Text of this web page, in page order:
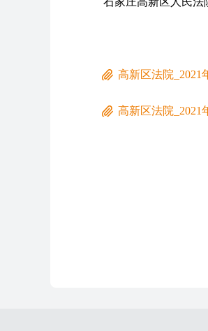
高新区法院_2021
高新区法院_2021